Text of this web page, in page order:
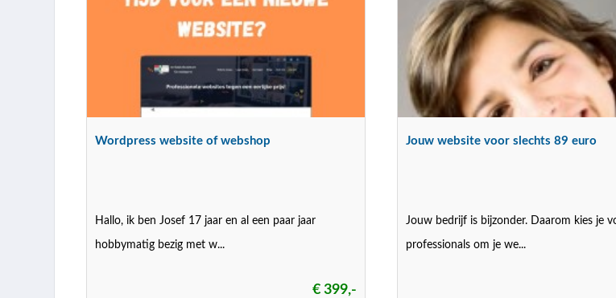
Wordpress website of webshop
Hallo, ik ben Josef 17 jaar en al een paar jaar
hobbymatig bezig met w...
€ 399,-
Jouw website voor slechts 89 euro
Jouw bedrijf is bijzonder. Daarom kies je
professionals om je we...